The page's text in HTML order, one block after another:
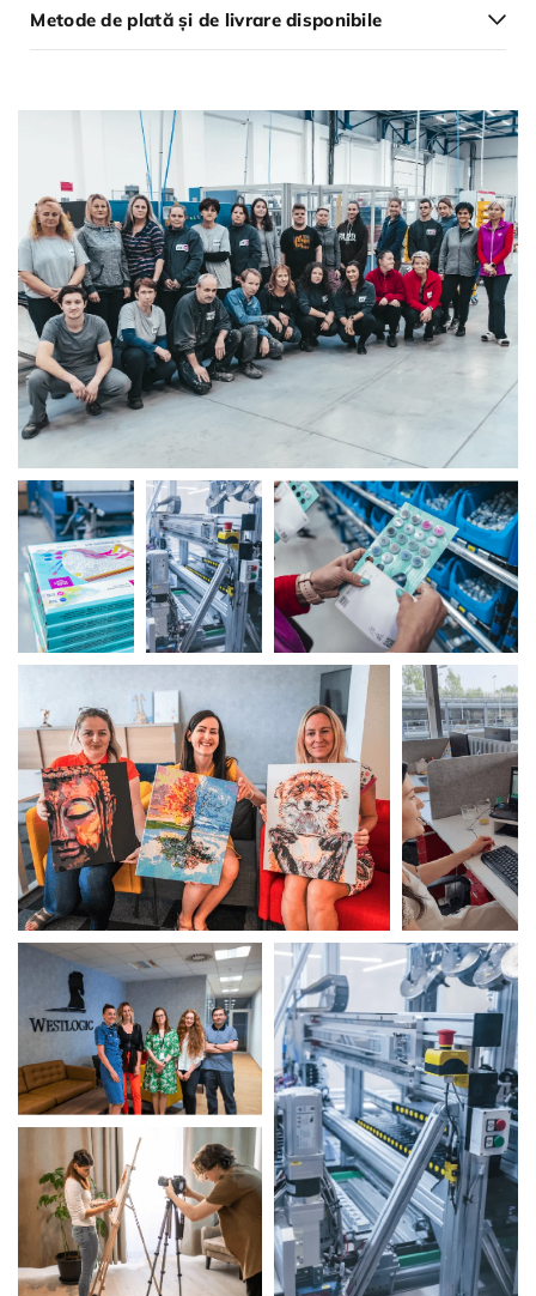
Metode de plată și de livrare disponibile